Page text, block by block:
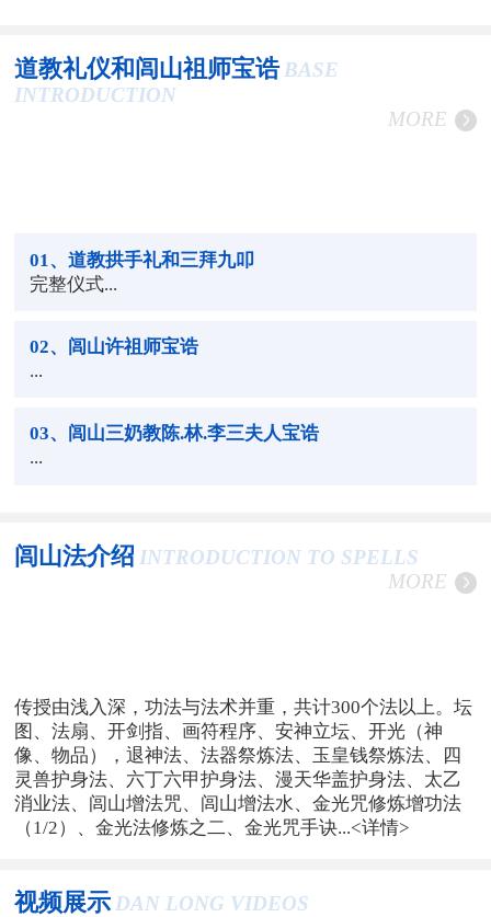
道教礼仪和闾山祖师宝诰 BASE
INTRODUCTION
MORE
01 、道教拱手礼和三拜九叩
完整仪式...
02、闾山许祖师宝诰
...
03、闾山三奶教陈.林.李三夫人宝诰
...
闾山法介绍 INTRODUCTION TO SPELLS
MORE
传授由浅入深，功法与法术并重，共计300个法以上。坛
图、法扇、开剑指、画符程序、安神立坛、开光（神
像、物品），退神法、法器祭炼法、玉皇钱祭炼法、四
灵兽护身法、六丁六甲护身法、漫天华盖护身法、太乙
消业法、闾山增法咒、闾山增法水、金光咒修炼增功法
（1/2）、金光法修炼之二、金光咒手诀...<详情>
视频展示 DAN LONG VIDEOS